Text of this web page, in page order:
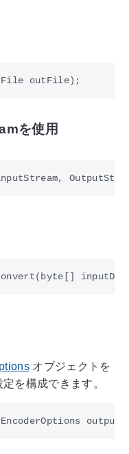
を使用
オブジェクトを
を構成できます。